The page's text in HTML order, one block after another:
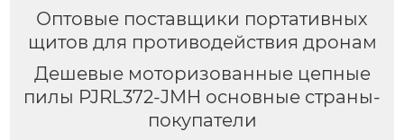
Оптовые поставщики портативных
щитов для противодействия дронам
Дешевые моторизованные цепные
пилы PJRL372-JMH основные страны-
покупатели